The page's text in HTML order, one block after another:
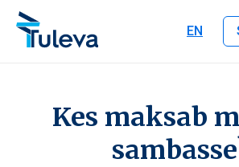
Liigu edasi sisu juurde
EN
Kes maksab